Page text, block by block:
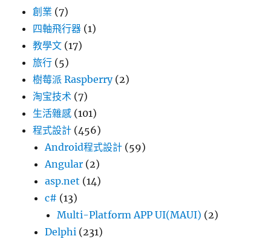
創業 (7)
四軸飛行器 (1)
教學文 (17)
旅行 (5)
樹莓派 Raspberry(2)
淘宝技术 (7)
生活雜感 (101)
程式設計 (456)
Android程式設計 (59)
Angular (2)
asp.net (14)
c# (13)
Multi-Platform APP UI(MAUI) (2)
Delphi (231)